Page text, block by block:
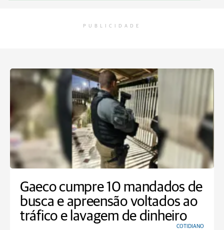
PUBLICIDADE
Gaeco cumpre 10 mandados de
busca e apreensão voltados ao
tráfico e lavagem de dinheiro
COTIDIANO